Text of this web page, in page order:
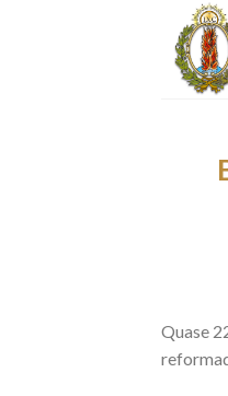
Quase